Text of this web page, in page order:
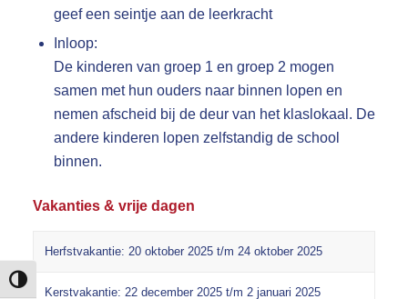
Keuze voor hoog contrast
geef een seintje aan de leerkracht
Inloop:
De kinderen van groep 1 en groep 2 mogen
samen met hun ouders naar binnen lopen en
nemen afscheid bij de deur van het klaslokaal. De
andere kinderen lopen zelfstandig de school
binnen.
Vakanties & vrije dagen
Herfstvakantie: 20 oktober 2025 t/m 24 oktober 2025
Kerstvakantie: 22 december 2025 t/m 2 januari 2025